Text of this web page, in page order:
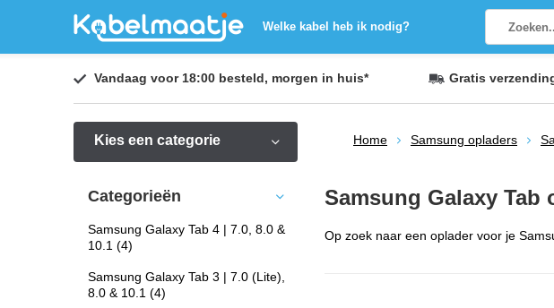
Welke kabel heb ik nodig?
Vandaag voor 18:00 besteld, morgen in huis* Gratis
Kies een categorie Home Samsung opladers
Samsung Galaxy Tab
Op zoek naar een oplader voor je
Categorieën
Samsung Galaxy Tab 4 | 7.0, 8.0 &
10.1 (4)
Samsung Galaxy Tab 3 | 7.0 (Lite),
8.0 & 10.1 (4)